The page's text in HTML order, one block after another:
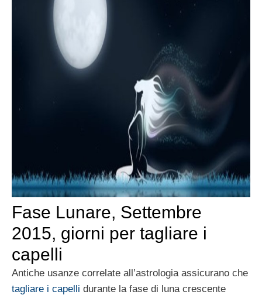
Fase Lunare, Settembre
2015, giorni per tagliare i
capelli
Antiche usanze correlate all’astrologia assicurano che
tagliare i capelli durante la fase di luna crescente